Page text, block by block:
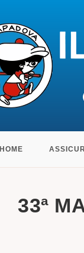
HOME
33ª